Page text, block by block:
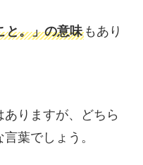
と。」の意味もあり
りますが、どちら
葉でしょう。